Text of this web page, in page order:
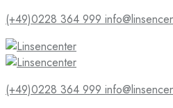
(+49)0228 364 999
(+49)0228 364 999